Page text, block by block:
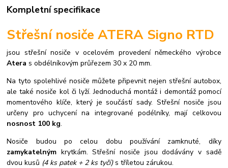
Kompletní specifikace
Střešní nosiče ATERA Signo RTD
jsou střešní nosiče v ocelovém provedení německého výrobce
Atera s obdélníkovým průřezem 30 x 20 mm.
Na tyto spolehlivé nosiče můžete připevnit nejen střešní autobox,
ale také nosiče kol či lyží.Jednoduchá montáž i demontáž pomocí
momentového klíče, který je součástí sady.Střešní nosiče jsou
určeny pro uchycení na integrované podélníky, mají celkovou
nosnost 100 kg.
Nosiče budou po celou dobu používání zamknuté, díky
zamykatelným krytkám. Střešní nosiče jsou dodávány v sadě
dvou kusů (4 ks patek + 2 ks tyčí)s tříletou zárukou.